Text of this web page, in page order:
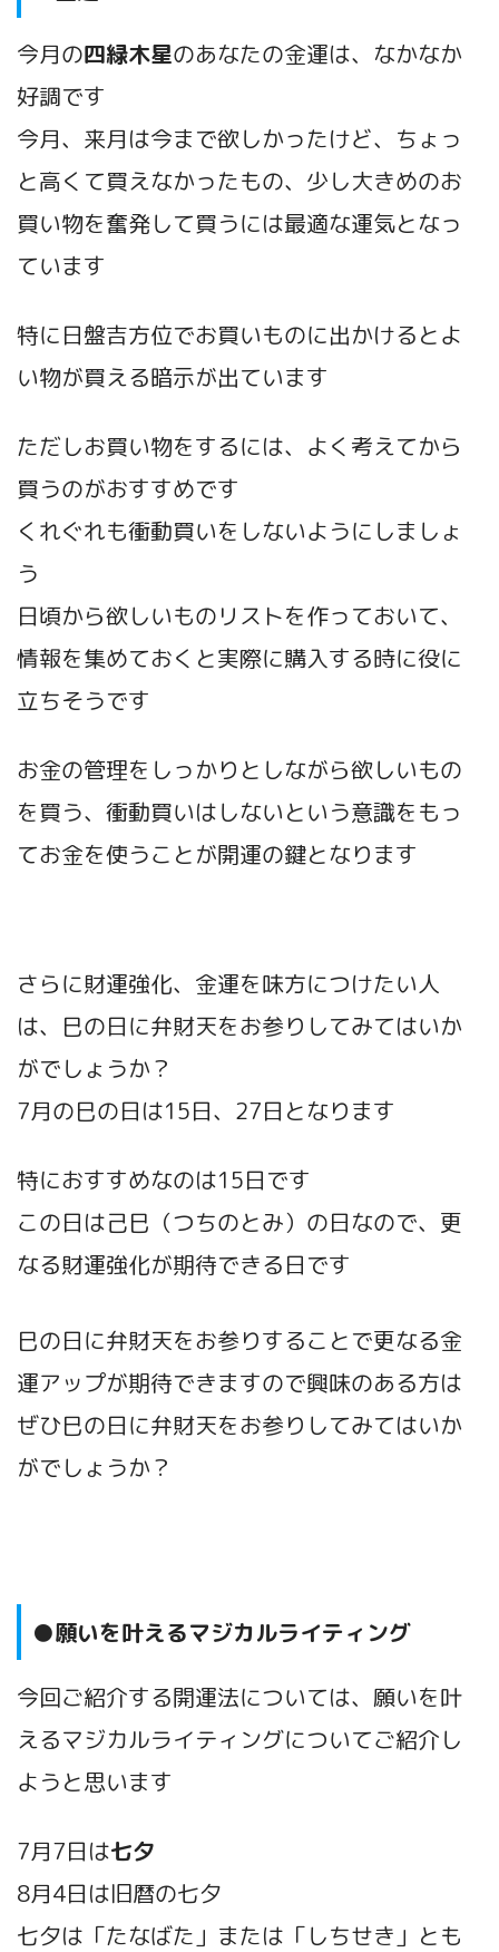
今月の四緑木星のあなたの金運は、なかなか
好調です
今月、来月は今まで欲しかったけど、ちょっ
と高くて買えなかったもの、少し大きめのお
買い物を奮発して買うには最適な運気となっ
ています
特に日盤吉方位でお買いものに出かけるとよ
い物が買える暗示が出ています
ただしお買い物をするには、よく考えてから
買うのがおすすめです
くれぐれも衝動買いをしないようにしましょ
う
日頃から欲しいものリストを作っておいて、
情報を集めておくと実際に購入する時に役に
立ちそうです
お金の管理をしっかりとしながら欲しいもの
を買う、衝動買いはしないという意識をもっ
てお金を使うことが開運の鍵となります
さらに財運強化、金運を味方につけたい人
は、巳の日に弁財天をお参りしてみてはいか
がでしょうか？
7月の巳の日は15日、27日となります
特におすすめなのは15日です
この日は己巳（つちのとみ）の日なので、更
なる財運強化が期待できる日です
巳の日に弁財天をお参りすることで更なる金
運アップが期待できますので興味のある方は
ぜひ巳の日に弁財天をお参りしてみてはいか
がでしょうか？
●願いを叶えるマジカルライティング
今回ご紹介する開運法については、願いを叶
えるマジカルライティングについてご紹介し
ようと思います
7月7日は七夕
8月4日は旧暦の七夕
七夕は「たなばた」または「しちせき」とも